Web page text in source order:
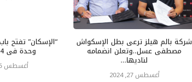
شركة بالم هيلز ترعى بطل الإسكواش
مصطفى عسل..وتعلن انضمامه
لناديها...
أغسطس 27, 2024
وحدة فى 14 مدينة...
أغسطس 26, 2025